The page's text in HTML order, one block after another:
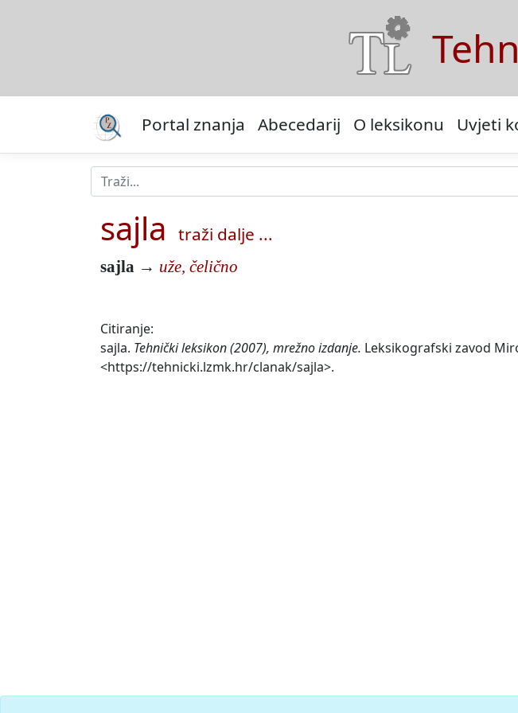
Portal znanja Abecedarij O leksikonu Uvjeti
sajla traži dalje ...
sajla → uže, čelično
Citiranje:
sajla. Tehnički leksikon (2007), mrežno izdanje. Leksikografski zavod
<https://tehnicki.lzmk.hr/clanak/sajla>.